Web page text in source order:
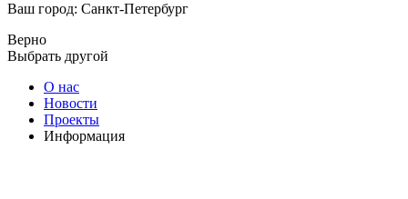
Ваш город: Санкт-Петербург
Верно
Выбрать другой
О нас
Новости
Проекты
Информация